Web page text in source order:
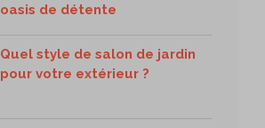
oasis de détente
Quel style de salon de jardin
pour votre extérieur ?